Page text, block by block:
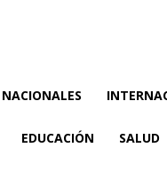
NACIONALES
EDUCACIÓN SALUD